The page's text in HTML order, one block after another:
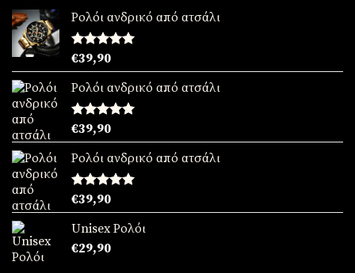
Ρολόι ανδρικό από ατσάλι
Βαθμολογήθηκε
με5.00
από 5
€39,90
Ρολόι ανδρικό από ατσάλι
Βαθμολογήθηκε
με5.00
από 5
€39,90
Ρολόι ανδρικό από ατσάλι
Βαθμολογήθηκε
με5.00
από 5
€39,90
Unisex Ρολόι
€29,90